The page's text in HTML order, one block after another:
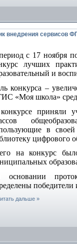
внедрения
с 17 ноября
лучших
и
конкурса –
«Моя школа»
приняли
в своей
цифрового
на конкурс
основании
дальше »